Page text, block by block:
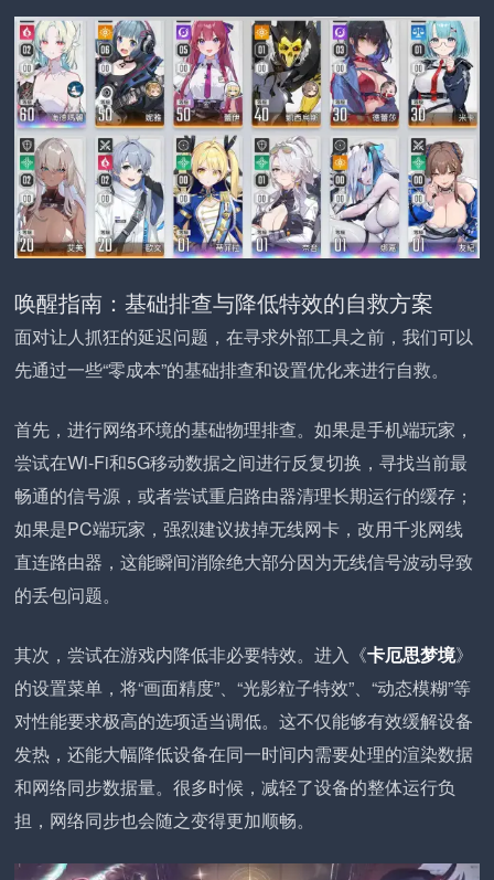
唤醒指南：基础排查与降低特效的自救方案
面对让人抓狂的延迟问题，在寻求外部工具之前，我们可以
先通过一些“零成本”的基础排查和设置优化来进行自救。
首先，进行网络环境的基础物理排查。如果是手机端玩家，
尝试在Wi-Fi和5G移动数据之间进行反复切换，寻找当前最
畅通的信号源，或者尝试重启路由器清理长期运行的缓存；
如果是PC端玩家，强烈建议拔掉无线网卡，改用千兆网线
直连路由器，这能瞬间消除绝大部分因为无线信号波动导致
的丢包问题。
其次，尝试在游戏内降低非必要特效。进入《卡厄思梦境》
的设置菜单，将“画面精度”、“光影粒子特效”、“动态模糊”等
对性能要求极高的选项适当调低。这不仅能够有效缓解设备
发热，还能大幅降低设备在同一时间内需要处理的渲染数据
和网络同步数据量。很多时候，减轻了设备的整体运行负
担，网络同步也会随之变得更加顺畅。